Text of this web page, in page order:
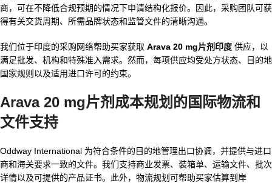
商，可在不降低合规预期的情况下申请结构化报价。因此，采购团队可获
得有关交货周期、所需品牌状态和监管文件的清晰沟通。
我们位于印度的采购网络帮助买家获取 Arava 20 mg片剂印度 供应，以
满足批发、机构和特殊准入需求。然而，每项供应均受处方状态、目的地
国家规则以及适用进口许可的约束。
Arava 20 mg片剂成本规划的国际物流和
文件支持
Oddway International 为符合条件的目的地管理出口协调，并提供与进口
商和海关要求一致的文件。我们支持商业发票、装箱单、运输文件、批次
详情以及可提供的产品证书。此外，物流规划可帮助买家估算到岸